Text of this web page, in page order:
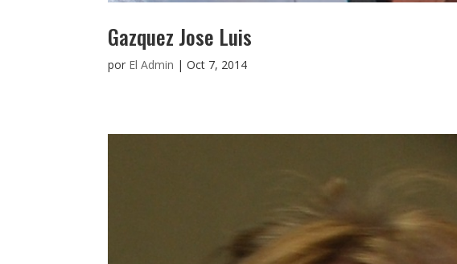
Gazquez Jose Luis
por El Admin |Oct 7, 2014